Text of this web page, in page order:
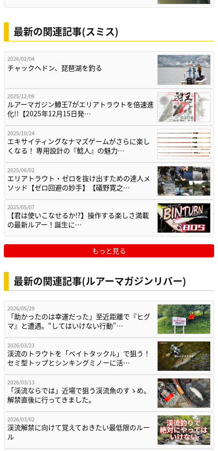
最新の関連記事(スミス)
2026/02/04
チャックヘドン、琵琶湖を釣る
2025/12/09
ルアーマガジン鱒王7がエリアトラウトを倍速進
化!!【2025年12月15日発…
2025/10/24
エキサイティングなナマズゲームがさらに楽し
くなる！ 専用設計の『鯰人』の魅力…
2025/06/02
エリアトラウト・ゼロを抜け出すための達人メ
ソッド【ゼロ回避の妙手】【礒野寛之…
2025/05/07
【君は使いこなせるか⁉】操作する楽しさ満載
の最新ルアー！誕生に…
もっと見る
最新の関連記事(ルアーマガジンリバー)
2026/05/29
「助かったのは幸運だった」至近距離で『ヒグ
マ』と遭遇。“してはいけない行動”…
2026/03/23
渓流のトラウトを「ベイトタックル」で狙う！
セミ型トップとシンキングミノーに活…
2026/03/13
「渓流ならでは」近場で狙う渓流魚のすゝめ。
解禁直後に行ってきました。
2026/03/02
渓流解禁に向けて覚えておきたい最低限のルー
ル